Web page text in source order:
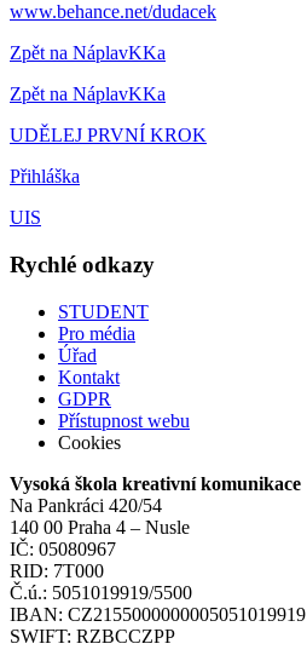
www.behance.net/dudacek
Zpět na NáplavKKa
Zpět na NáplavKKa
UDĚLEJ PRVNÍ KROK
Přihláška
UIS
Rychlé odkazy
STUDENT
Pro média
Úřad
Kontakt
GDPR
Přístupnost webu
Cookies
Vysoká škola kreativní komunikace
Na Pankráci 420/54
140 00 Praha 4 – Nusle
IČ: 05080967
RID: 7T000
Č.ú.: 5051019919/5500
IBAN: CZ2155000000005051019919
SWIFT: RZBCCZPP